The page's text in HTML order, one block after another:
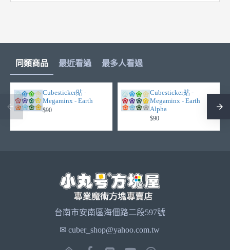
同類商品 最近看過 最多人看過
Cubesticker貼 -
Megaminx - Earth
$90
Cubesticker貼 -
Megaminx - Earth
Alpha
$90
台南市安南區海佃路二段597號
✉ cuber_shop@yahoo.com.tw